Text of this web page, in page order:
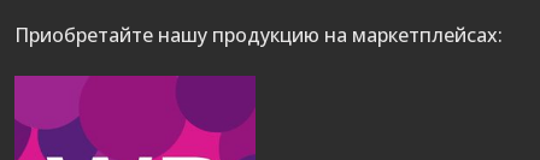
Приобретайте нашу продукцию на маркетплейсах: